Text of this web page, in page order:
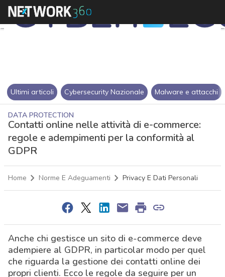
Ultimi articoli Cybersecurity Nazionale Malware e attacchi
DATA PROTECTION
Contatti online nelle attività di e-commerce:
regole e adempimenti per la conformità al
GDPR
Home Norme E Adeguamenti Privacy E Dati Personali
Anche chi gestisce un sito di e-commerce deve
adempiere al GDPR, in particolar modo per quel
che riguarda la gestione dei contatti online dei
propri clienti. Ecco le regole da seguire per un